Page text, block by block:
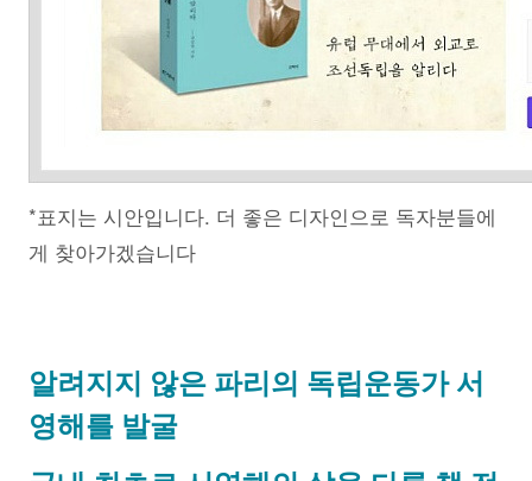
*표지는 시안입니다. 더 좋은 디자인으로 독자분들에
게 찾아가겠습니다
알려지지 않은 파리의 독립운동가 서
영해를 발굴